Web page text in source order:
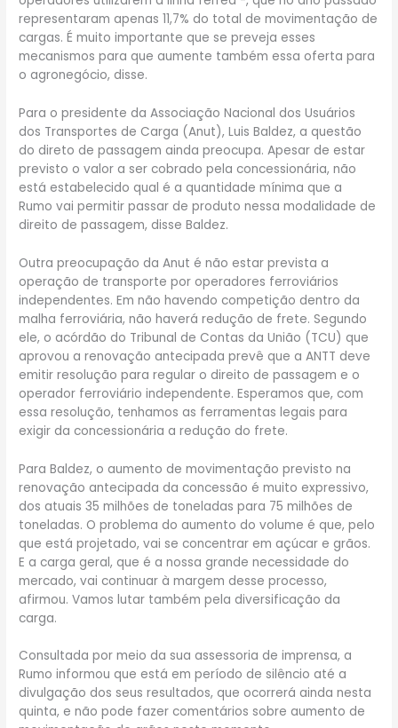
representaram apenas 11,7% do total de movimentação de
cargas. É muito importante que se preveja esses
mecanismos para que aumente também essa oferta para
o agronegócio, disse.
Para o presidente da Associação Nacional dos Usuários
dos Transportes de Carga (Anut), Luis Baldez, a questão
do direto de passagem ainda preocupa. Apesar de estar
previsto o valor a ser cobrado pela concessionária, não
está estabelecido qual é a quantidade mínima que a
Rumo vai permitir passar de produto nessa modalidade de
direito de passagem, disse Baldez.
Outra preocupação da Anut é não estar prevista a
operação de transporte por operadores ferroviários
independentes. Em não havendo competição dentro da
malha ferroviária, não haverá redução de frete. Segundo
ele, o acórdão do Tribunal de Contas da União (TCU) que
aprovou a renovação antecipada prevê que a ANTT deve
emitir resolução para regular o direito de passagem e o
operador ferroviário independente. Esperamos que, com
essa resolução, tenhamos as ferramentas legais para
exigir da concessionária a redução do frete.
Para Baldez, o aumento de movimentação previsto na
renovação antecipada da concessão é muito expressivo,
dos atuais 35 milhões de toneladas para 75 milhões de
toneladas. O problema do aumento do volume é que, pelo
que está projetado, vai se concentrar em açúcar e grãos.
E a carga geral, que é a nossa grande necessidade do
mercado, vai continuar à margem desse processo,
afirmou. Vamos lutar também pela diversificação da
carga.
Consultada por meio da sua assessoria de imprensa, a
Rumo informou que está em período de silêncio até a
divulgação dos seus resultados, que ocorrerá ainda nesta
quinta, e não pode fazer comentários sobre aumento de